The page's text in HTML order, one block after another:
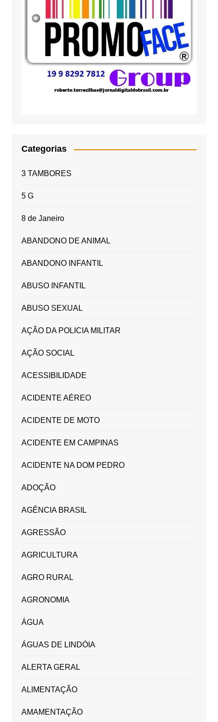
Categorias
3 TAMBORES
5 G
8 de Janeiro
ABANDONO DE ANIMAL
ABANDONO INFANTIL
ABUSO INFANTIL
ABUSO SEXUAL
AÇÃO DA POLICIA MILITAR
AÇÃO SOCIAL
ACESSIBILIDADE
ACIDENTE AÉREO
ACIDENTE DE MOTO
ACIDENTE EM CAMPINAS
ACIDENTE NA DOM PEDRO
ADOÇÃO
AGÊNCIA BRASIL
AGRESSÃO
AGRICULTURA
AGRO RURAL
AGRONOMIA
ÁGUA
ÁGUAS DE LINDÓIA
ALERTA GERAL
ALIMENTAÇÃO
AMAMENTAÇÃO